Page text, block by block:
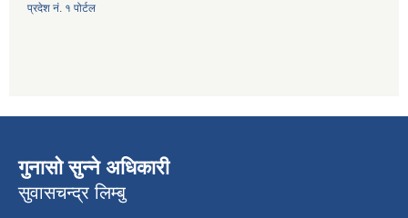
प्रदेश नं. १ पोर्टल
गुनासो सुन्ने अधिकारी
सुवासचन्द्र लिम्बु